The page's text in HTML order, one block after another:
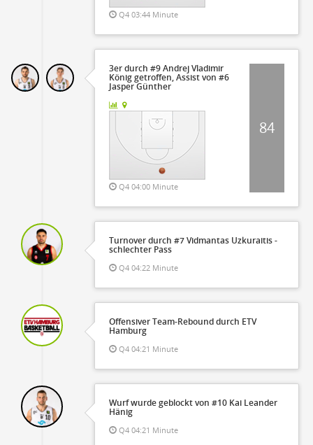
Q4 03:44 Minute
3er durch #9 Andrej Vladimir
König getroffen, Assist von #6
Jasper Günther
Q4 04:00 Minute
84
Turnover durch #7 Vidmantas Uzkuraitis -
schlechter Pass
Q4 04:22 Minute
Offensiver Team-Rebound durch ETV
Hamburg
Q4 04:21 Minute
Wurf wurde geblockt von #10 Kai Leander
Hänig
Q4 04:21 Minute